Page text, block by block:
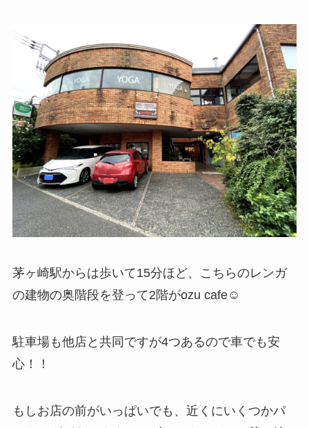
茅ヶ崎駅からは歩いて15分ほど、こちらのレンガ
の建物の奥階段を登って2階がozu cafe☺︎
駐車場も他店と共同ですが4つあるので車でも安
心！！
もしお店の前がいっぱいでも、近くにいくつかパ